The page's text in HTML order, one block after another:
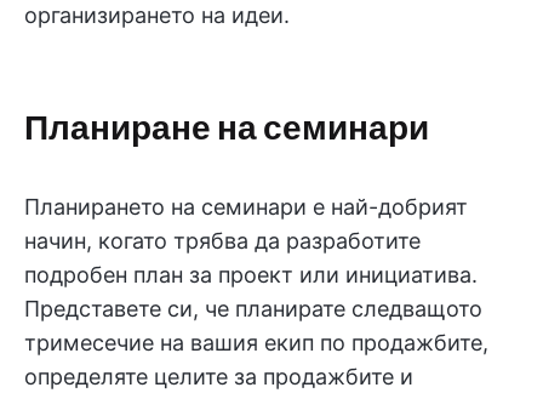
организирането на идеи.
Планиране на семинари
Планирането на семинари е най-добрият
начин, когато трябва да разработите
подробен план за проект или инициатива.
Представете си, че планирате следващото
тримесечие на вашия екип по продажбите,
определяте целите за продажбите и